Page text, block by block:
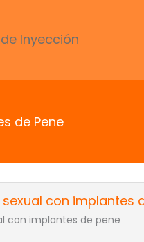
Inyección
de Pene
con implantes